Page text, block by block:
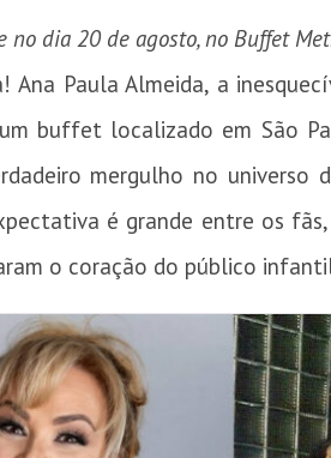
no dia 20 de agosto, no Buffet
Paula Almeida, a
buffet localizado em São
mergulho no
é grande entre os
o coração do público